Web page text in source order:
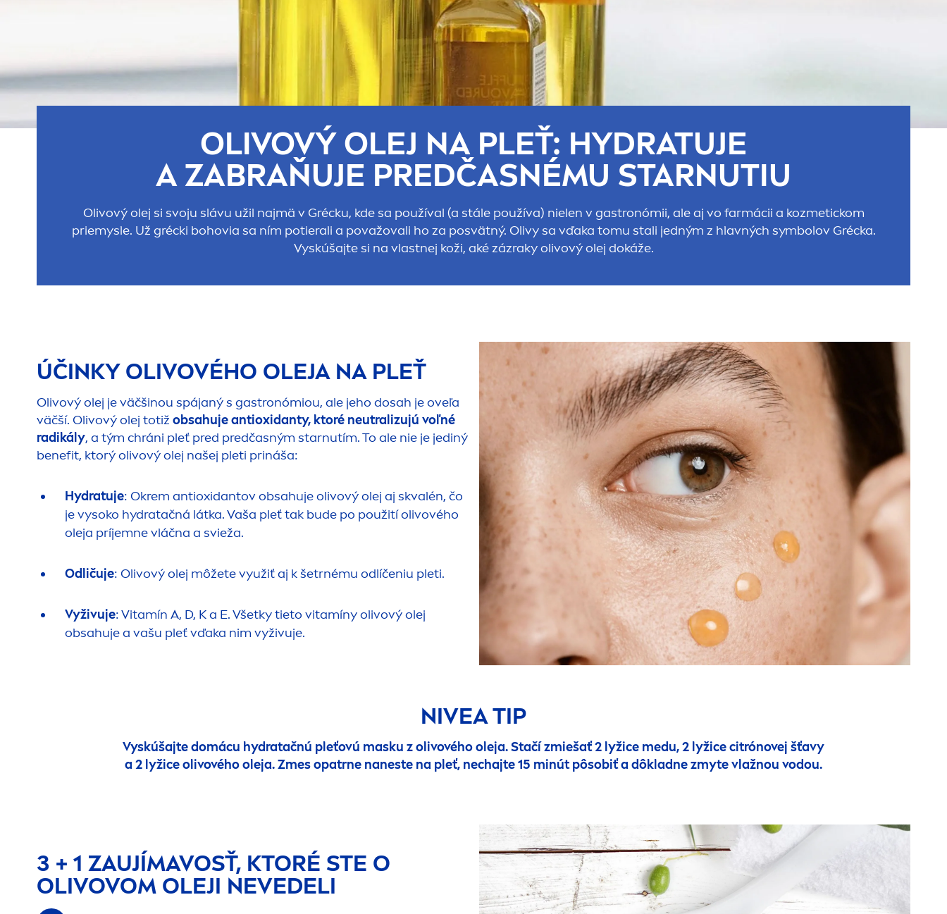
OLIVOVÝ OLEJ NA PLEŤ: HYDRATUJE
A ZABRAŇUJE PREDČASNÉMU STARNUTIU
Olivový olej si svoju slávu užil najmä v Grécku, kde sa používal (a stále používa) nielen v gastronómii, ale aj vo farmácii a kozmetickom
priemysle. Už grécki bohovia sa ním potierali a považovali ho za posvätný. Olivy sa vďaka tomu stali jedným z hlavných symbolov Grécka.
Vyskúšajte si na vlastnej koži, aké zázraky olivový olej dokáže.
ÚČINKY OLIVOVÉHO OLEJA NA PLEŤ
Olivový olej je väčšinou spájaný s gastronómiou, ale jeho dosah je oveľa
väčší. Olivový olej totiž obsahuje antioxidanty, ktoré neutralizujú voľné
radikály, a tým chráni pleť pred predčasným starnutím. To ale nie je jediný
benefit, ktorý olivový olej našej pleti prináša:
Hydratuje: Okrem antioxidantov obsahuje olivový olej aj skvalén, čo
je vysoko hydratačná látka. Vaša pleť tak bude po použití olivového
oleja príjemne vláčna a svieža.
Odličuje: Olivový olej môžete využiť aj k šetrnému odlíčeniu pleti.
Vyživuje: Vitamín A, D, K a E. Všetky tieto vitamíny olivový olej
obsahuje a vašu pleť vďaka nim vyživuje.
NIVEATIP
Vyskúšajte domácu hydratačnú pleťovú masku z olivového oleja. Stačí zmiešať 2 lyžice medu, 2 lyžice citrónovej šťavy
a 2 lyžice olivového oleja. Zmes opatrne naneste na pleť, nechajte 15 minút pôsobiť a dôkladne zmyte vlažnou vodou.
3 + 1 ZAUJÍMAVOSŤ, KTORÉ STE O
OLIVOVOM OLEJI NEVEDELI